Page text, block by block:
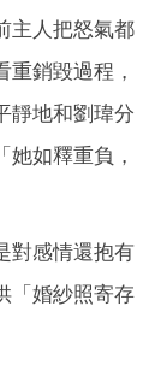
主人把怒氣都
銷毀過程，
靜地和劉瑋分
如釋重負，
對感情還抱有
「婚紗照寄存